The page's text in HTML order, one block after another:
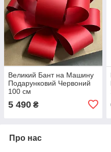
Великий Бант на Машину
Подарунковий Червоний
100 см
5 490 ₴
Про нас